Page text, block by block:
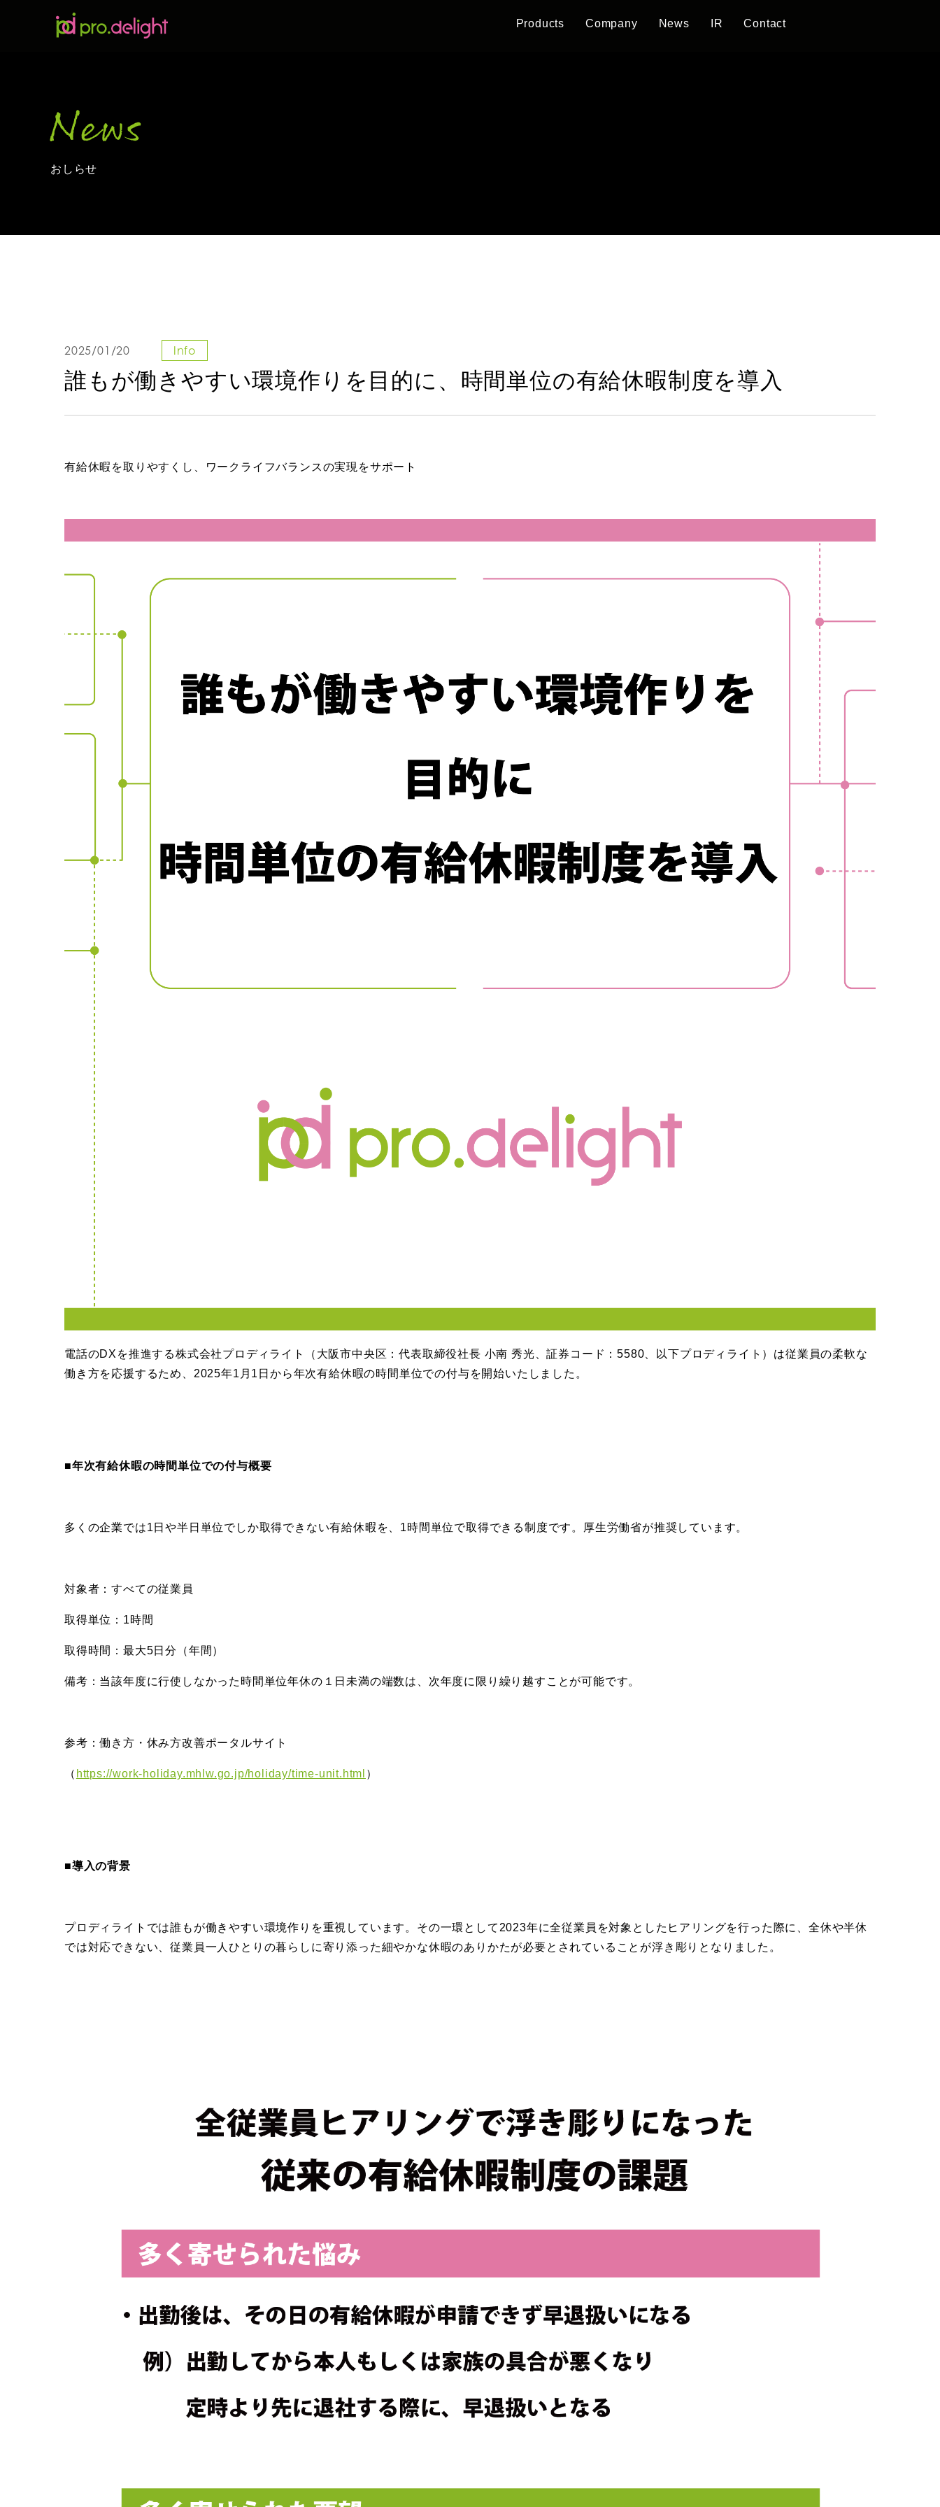
Products Company News IR Contact
News
おしらせ
2025/01/20 Info
誰もが働きやすい環境作りを目的に、時間単位の有給休暇制度を導入
有給休暇を取りやすくし、ワークライフバランスの実現をサポート
電話のDXを推進する株式会社プロディライト（大阪市中央区：代表取締役社長 小南 秀光、証券コード：5580、以下プロディライト）は従業員の柔軟な
働き方を応援するため、2025年1月1日から年次有給休暇の時間単位での付与を開始いたしました。
■年次有給休暇の時間単位での付与概要
多くの企業では1日や半日単位でしか取得できない有給休暇を、1時間単位で取得できる制度です。厚生労働省が推奨しています。
対象者：すべての従業員
取得単位：1時間
取得時間：最大5日分（年間）
備考：当該年度に行使しなかった時間単位年休の１日未満の端数は、次年度に限り繰り越すことが可能です。
参考：働き方・休み方改善ポータルサイト
（ https://work-holiday.mhlw.go.jp/holiday/time-unit.html ）
■導入の背景
プロディライトでは誰もが働きやすい環境作りを重視しています。その一環として2023年に全従業員を対象としたヒアリングを行った際に、全休や半休
では対応できない、従業員一人ひとりの暮らしに寄り添った細やかな休暇のありかたが必要とされていることが浮き彫りとなりました。